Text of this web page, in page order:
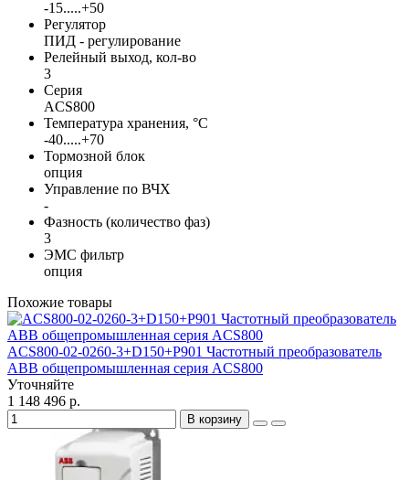
-15.....+50
Регулятор
ПИД - регулирование
Релейный выход, кол-во
3
Серия
ACS800
Температура хранения, °С
-40.....+70
Тормозной блок
опция
Управление по ВЧХ
-
Фазность (количество фаз)
3
ЭМС фильтр
опция
Похожие товары
ACS800-02-0260-3+D150+P901 Частотный преобразователь
ABB общепромышленная серия ACS800
Уточняйте
1 148 496 р.
В корзину